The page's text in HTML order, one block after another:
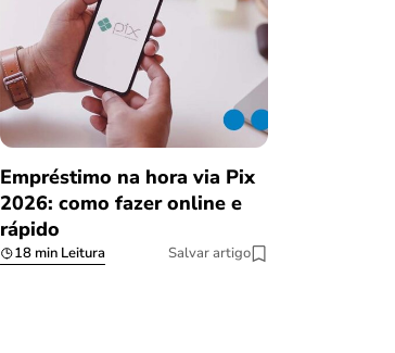
Achei muito rápido,
burocracia
Comentário retirado da nossa
08/03/2023
Empréstimo na hora via Pix
2026: como fazer online e
rápido
18 min Leitura Salvar artigo